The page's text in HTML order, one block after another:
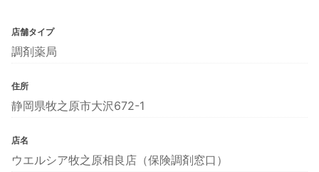
店舗タイプ
調剤薬局
住所
静岡県牧之原市大沢672-1
店名
ウエルシア牧之原相良店（保険調剤窓口）